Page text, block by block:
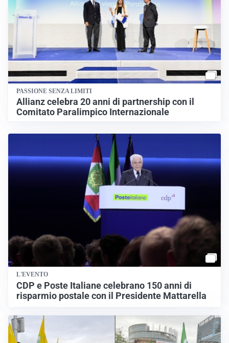
PASSIONE SENZA LIMITI
Allianz celebra 20 anni di partnership con il
Comitato Paralimpico Internazionale
L'EVENTO
CDP e Poste Italiane celebrano 150 anni di
risparmio postale con il Presidente Mattarella